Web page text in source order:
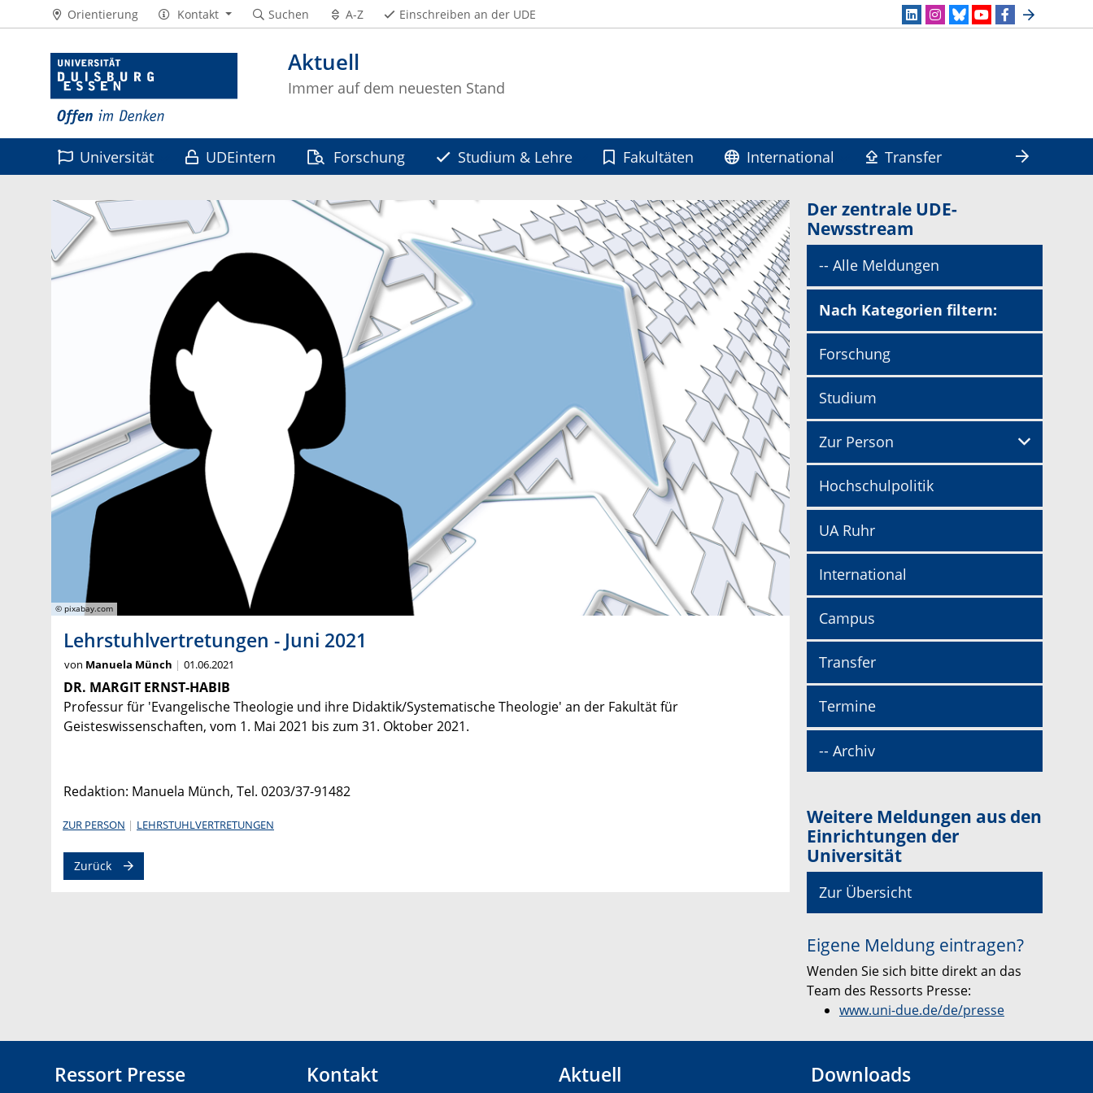
Aktuell
Immer auf dem neuesten Stand
Orientierung Kontakt Suchen A-Z Einschreiben an der UDE
Universität UDEintern Forschung Studium & Lehre Fakultäten International
Transfer
© pixabay.com
Lehrstuhlvertretungen - Juni 2021
von Manuela Münch 01.06.2021
DR. MARGIT ERNST-HABIB
Professur für 'Evangelische Theologie und ihre Didaktik/Systematische Theologie' an der Fakultät für
Geisteswissenschaften, vom 1. Mai 2021 bis zum 31. Oktober 2021.
Redaktion: Manuela Münch, Tel. 0203/37-91482
ZUR PERSON LEHRSTUHLVERTRETUNGEN
Zurück
Der zentrale UDE-
Newsstream
-- Alle Meldungen
Nach Kategorien filtern:
Forschung
Studium
Zur Person
Hochschulpolitik
UA Ruhr
International
Campus
Transfer
Termine
-- Archiv
Weitere Meldungen aus den
Einrichtungen der
Universität
Zur Übersicht
Eigene Meldung eintragen?
Wenden Sie sich bitte direkt an das
Team des Ressorts Presse:
www.uni-due.de/de/presse
Ressort Presse Kontakt Aktuell Downloads